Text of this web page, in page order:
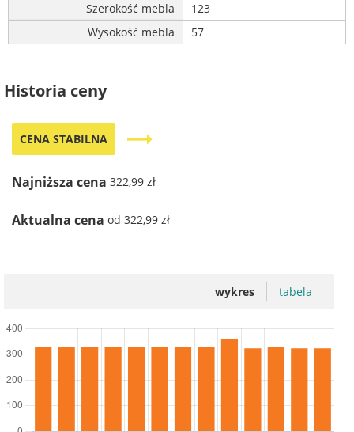
Szerokość mebla
123
Wysokość mebla
57
Historia ceny
CENA STABILNA trending_flat
Najniższa cena 322,99 zł
Aktualna cena od 322,99 zł
wykres tabela